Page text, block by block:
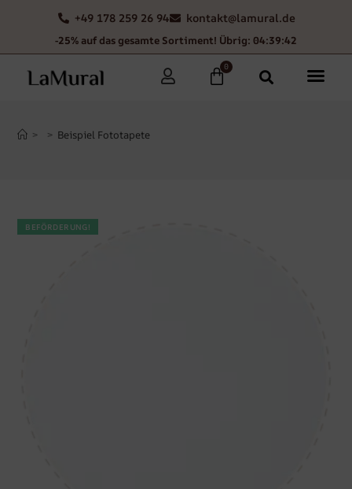
+49 178 259 26 94 kontakt@lamural.de
-25% auf das gesamte Sortiment! Übrig: 04:39:42
0
> > Beispiel Fototapete
BEFÖRDERUNG!